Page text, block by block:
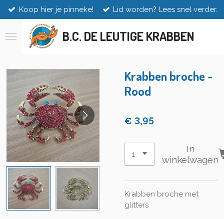
Ga
direct
naar
B.C. DE LEUTIGE KRABBEN
Koop hier je pinneke! Lid worden? Lees snel verder.
Krabben broche -
Rood
€ 3,95
In
winkelwagen
Krabben broche met
glitters